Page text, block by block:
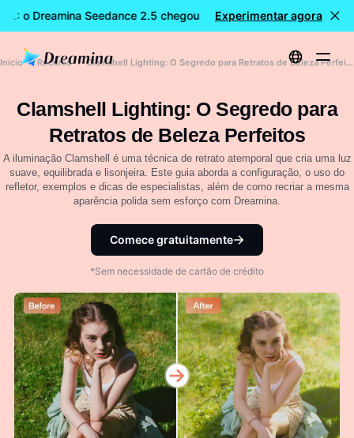
o Dreamina Seedance 2.5 chegou 🎉 Novo modelo
Experimentar agora
Início Recurso Clamshell Lighting: O Segredo para Retratos de Beleza Perfeitos
Clamshell Lighting: O Segredo para
Retratos de Beleza Perfeitos
A iluminação Clamshell é uma técnica de retrato atemporal que cria uma luz
suave, equilibrada e lisonjeira. Este guia aborda a configuração, o uso do
refletor, exemplos e dicas de especialistas, além de como recriar a mesma
aparência polida sem esforço com Dreamina.
Comece gratuitamente
*Sem necessidade de cartão de crédito